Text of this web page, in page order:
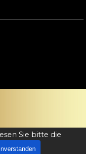
Sie bitte die